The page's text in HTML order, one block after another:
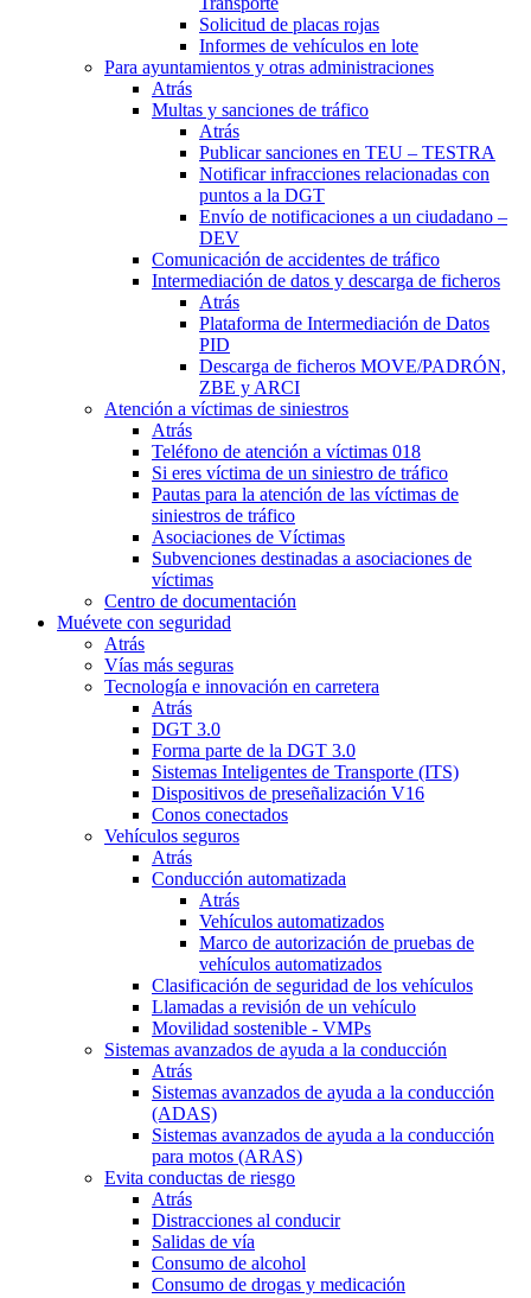
Solicitud de placas rojas
Informes de vehículos en lote
Para ayuntamientos y otras administraciones
Atrás
Multas y sanciones de tráfico
Atrás
Publicar sanciones en TEU – TESTRA
Notificar infracciones relacionadas con
puntos a la DGT
Envío de notificaciones a un ciudadano –
DEV
Comunicación de accidentes de tráfico
Intermediación de datos y descarga de ficheros
Atrás
Plataforma de Intermediación de Datos
PID
Descarga de ficheros MOVE/PADRÓN,
ZBE y ARCI
Atención a víctimas de siniestros
Atrás
Teléfono de atención a víctimas 018
Si eres víctima de un siniestro de tráfico
Pautas para la atención de las víctimas de
siniestros de tráfico
Asociaciones de Víctimas
Subvenciones destinadas a asociaciones de
víctimas
Centro de documentación
Muévete con seguridad
Atrás
Vías más seguras
Tecnología e innovación en carretera
Atrás
DGT 3.0
Forma parte de la DGT 3.0
Sistemas Inteligentes de Transporte (ITS)
Dispositivos de preseñalización V16
Conos conectados
Vehículos seguros
Atrás
Conducción automatizada
Atrás
Vehículos automatizados
Marco de autorización de pruebas de
vehículos automatizados
Clasificación de seguridad de los vehículos
Llamadas a revisión de un vehículo
Movilidad sostenible - VMPs
Sistemas avanzados de ayuda a la conducción
Atrás
Sistemas avanzados de ayuda a la conducción
(ADAS)
Sistemas avanzados de ayuda a la conducción
para motos (ARAS)
Evita conductas de riesgo
Atrás
Distracciones al conducir
Salidas de vía
Consumo de alcohol
Consumo de drogas y medicación